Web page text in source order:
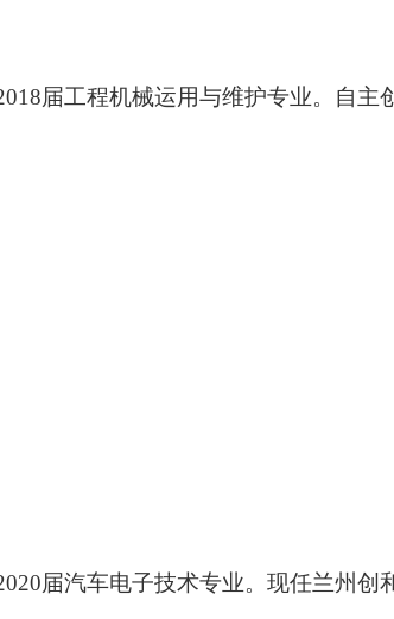
8届工程机械运用与维护专业。 自主
20届汽车电子技术专业。 现任兰州创